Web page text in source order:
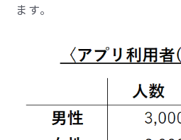
ます。